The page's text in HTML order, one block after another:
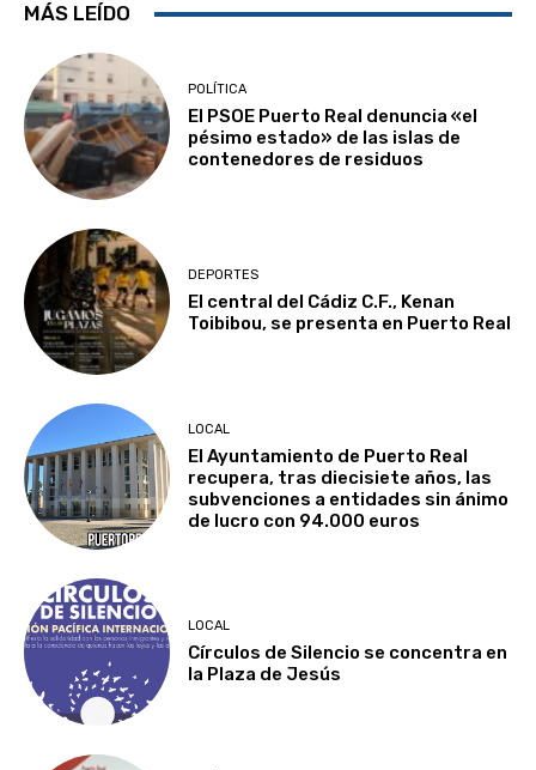
MÁS LEÍDO
POLÍTICA
El PSOE Puerto Real denuncia «el
pésimo estado» de las islas de
contenedores de residuos
DEPORTES
El central del Cádiz C.F., Kenan
Toibibou, se presenta en Puerto Real
LOCAL
El Ayuntamiento de Puerto Real
recupera, tras diecisiete años, las
subvenciones a entidades sin ánimo
de lucro con 94.000 euros
LOCAL
Círculos de Silencio se concentra en
la Plaza de Jesús